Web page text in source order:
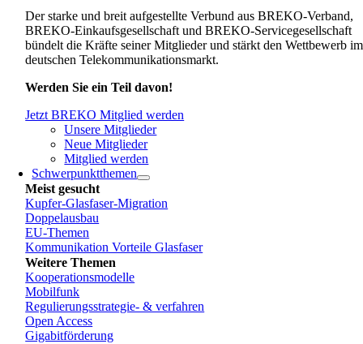
Der starke und breit aufgestellte Verbund aus BREKO-Verband,
BREKO-Einkaufsgesellschaft und BREKO-Servicegesellschaft
bündelt die Kräfte seiner Mitglieder und stärkt den Wettbewerb im
deutschen Telekommunikationsmarkt.
Werden Sie ein Teil davon!
Jetzt BREKO Mitglied werden
Unsere Mitglieder
Neue Mitglieder
Mitglied werden
Schwerpunktthemen
Meist gesucht
Kupfer-Glasfaser-Migration
Doppelausbau
EU-Themen
Kommunikation Vorteile Glasfaser
Weitere Themen
Kooperationsmodelle
Mobilfunk
Regulierungsstrategie- & verfahren
Open Access
Gigabitförderung